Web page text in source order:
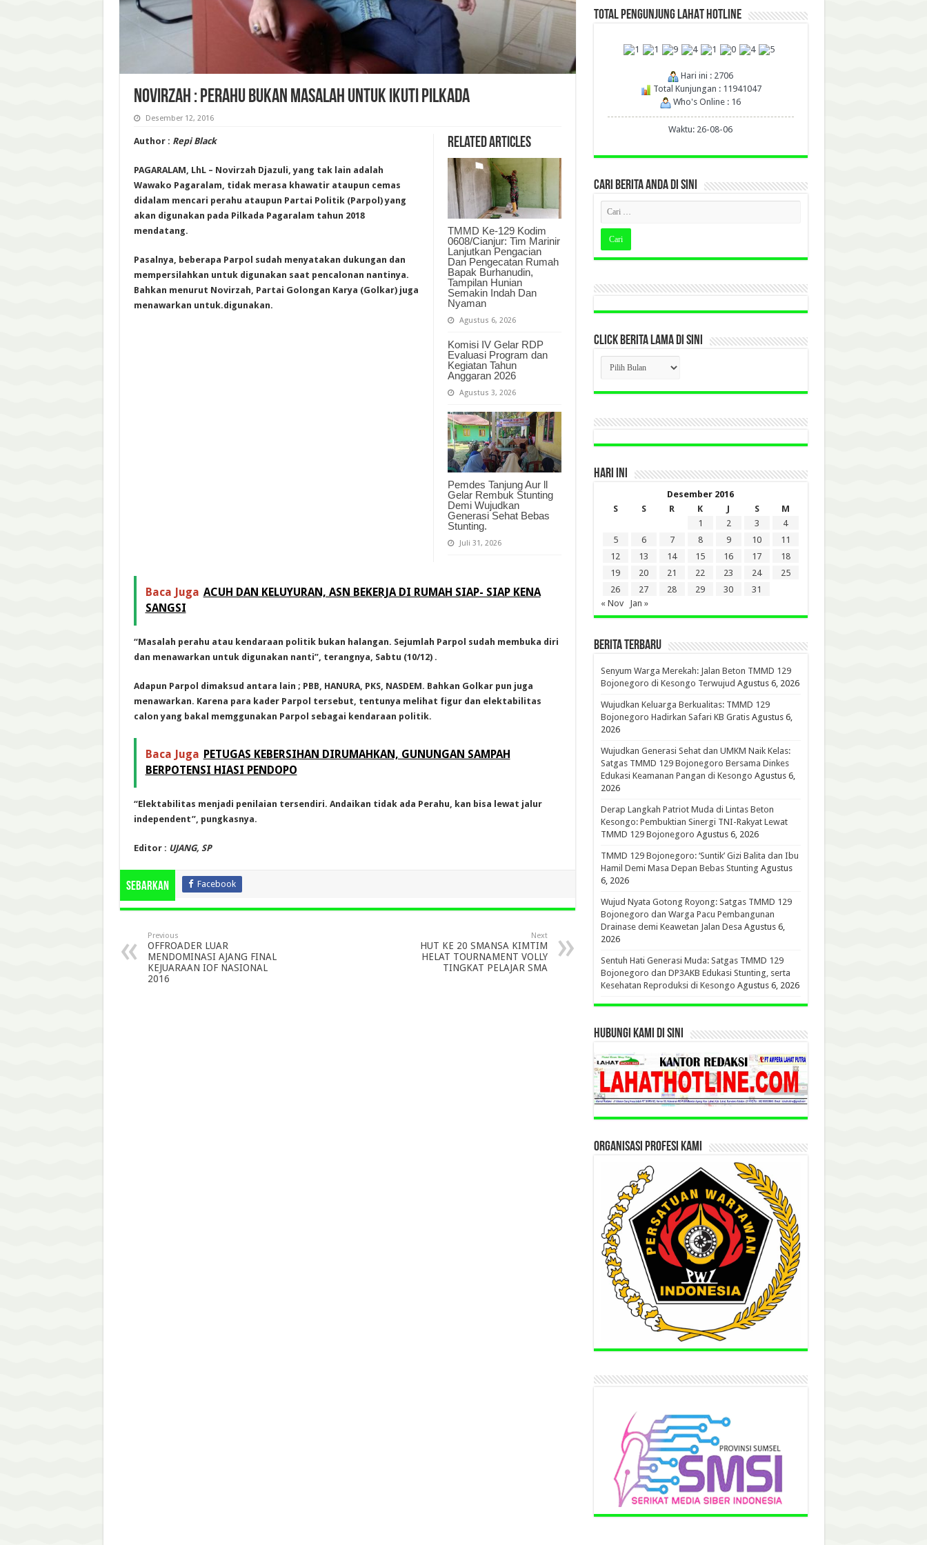
NOVIRZAH : PERAHU BUKAN MASALAH UNTUK IKUTI PILKADA
Desember 12, 2016
Related Articles
TMMD Ke-129 Kodim
0608/Cianjur: Tim Marinir
Lanjutkan Pengacian
Dan Pengecatan Rumah
Bapak Burhanudin,
Tampilan Hunian
Semakin Indah Dan
Nyaman
Agustus 6, 2026
Komisi IV Gelar RDP
Evaluasi Program dan
Kegiatan Tahun
Anggaran 2026
Agustus 3, 2026
Pemdes Tanjung Aur ll
Gelar Rembuk Stunting
Demi Wujudkan
Generasi Sehat Bebas
Stunting.
Juli 31, 2026
Author : Repi Black
PAGARALAM, LhL – Novirzah Djazuli, yang tak lain adalah
Wawako Pagaralam, tidak merasa khawatir ataupun cemas
didalam mencari perahu ataupun Partai Politik (Parpol) yang
akan digunakan pada Pilkada Pagaralam tahun 2018
mendatang.
Pasalnya, beberapa Parpol sudah menyatakan dukungan dan
mempersilahkan untuk digunakan saat pencalonan nantinya.
Bahkan menurut Novirzah, Partai Golongan Karya (Golkar) juga
menawarkan untuk.digunakan.
Baca Juga ACUH DAN KELUYURAN, ASN BEKERJA DI RUMAH SIAP- SIAP KENA
SANGSI
“Masalah perahu atau kendaraan politik bukan halangan. Sejumlah Parpol sudah membuka diri
dan menawarkan untuk digunakan nanti”, terangnya, Sabtu (10/12) .
Adapun Parpol dimaksud antara lain ; PBB, HANURA, PKS, NASDEM. Bahkan Golkar pun juga
menawarkan. Karena para kader Parpol tersebut, tentunya melihat figur dan elektabilitas
calon yang bakal memggunakan Parpol sebagai kendaraan politik.
Baca Juga PETUGAS KEBERSIHAN DIRUMAHKAN, GUNUNGAN SAMPAH
BERPOTENSI HIASI PENDOPO
“Elektabilitas menjadi penilaian tersendiri. Andaikan tidak ada Perahu, kan bisa lewat jalur
independent”, pungkasnya.
Editor : UJANG, SP
Sebarkan Facebook
Previous
OFFROADER LUAR
MENDOMINASI AJANG FINAL
KEJUARAAN IOF NASIONAL
2016
Next
HUT KE 20 SMANSA KIMTIM
HELAT TOURNAMENT VOLLY
TINGKAT PELAJAR SMA
TOTAL PENGUNJUNG LAHAT HOTLINE
Hari ini : 2706
Total Kunjungan : 11941047
Who's Online : 16
Waktu: 26-08-06
CARI BERITA ANDA DI SINI
CLICK BERITA LAMA DI SINI
CLICK
BERITA
LAMA
DI
HARI INI
Desember 2016
S
S R K J S
M
1
2 3
4
5
6 7 8 9 10
11
12
13 14 15 16 17
18
19
20 21 22 23 24
25
26
27 28 29 30
31
« Nov
Jan »
BERITA TERBARU
Senyum Warga Merekah: Jalan Beton TMMD 129
Bojonegoro di Kesongo Terwujud Agustus 6, 2026
Wujudkan Keluarga Berkualitas: TMMD 129
Bojonegoro Hadirkan Safari KB Gratis Agustus 6,
2026
Wujudkan Generasi Sehat dan UMKM Naik Kelas:
Satgas TMMD 129 Bojonegoro Bersama Dinkes
Edukasi Keamanan Pangan di Kesongo Agustus 6,
2026
Derap Langkah Patriot Muda di Lintas Beton
Kesongo: Pembuktian Sinergi TNI-Rakyat Lewat
TMMD 129 Bojonegoro Agustus 6, 2026
TMMD 129 Bojonegoro: ‘Suntik’ Gizi Balita dan Ibu
Hamil Demi Masa Depan Bebas Stunting Agustus
6, 2026
Wujud Nyata Gotong Royong: Satgas TMMD 129
Bojonegoro dan Warga Pacu Pembangunan
Drainase demi Keawetan Jalan Desa Agustus 6,
2026
Sentuh Hati Generasi Muda: Satgas TMMD 129
Bojonegoro dan DP3AKB Edukasi Stunting, serta
Kesehatan Reproduksi di Kesongo Agustus 6, 2026
HUBUNGI KAMI DI SINI
ORGANISASI PROFESI KAMI